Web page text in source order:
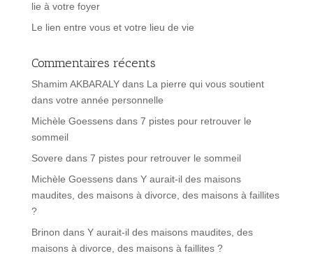
lie à votre foyer
Le lien entre vous et votre lieu de vie
Commentaires récents
Shamim AKBARALYdans La pierre qui vous soutient
dans votre année personnelle
Michèle Goessensdans 7 pistes pour retrouver le
sommeil
Sovere dans 7 pistes pour retrouver le sommeil
Michèle Goessensdans Y aurait-il des maisons
maudites, des maisons à divorce, des maisons à faillites
?
Brinon dans Y aurait-il des maisons maudites, des
maisons à divorce, des maisons à faillites ?